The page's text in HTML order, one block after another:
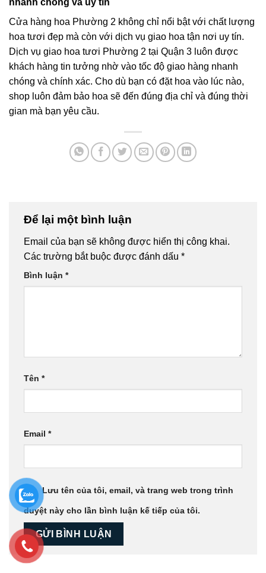
Cửa hàng hoa Phường 2 không chỉ nổi bật với chất lượng
hoa tươi đẹp mà còn với dịch vụ giao hoa tận nơi uy tín.
Dịch vụ giao hoa tươi Phường 2 tại Quận 3 luôn được
khách hàng tin tưởng nhờ vào tốc độ giao hàng nhanh
chóng và chính xác. Cho dù bạn có đặt hoa vào lúc nào,
shop luôn đảm bảo hoa sẽ đến đúng địa chỉ và đúng thời
gian mà bạn yêu cầu.
Để lại một bình luận
Email của bạn sẽ không được hiển thị công khai.
Các trường bắt buộc được đánh dấu *
Bình luận *
Tên *
Email *
Lưu tên của tôi, email, và trang web trong trình
duyệt này cho lần bình luận kế tiếp của tôi.